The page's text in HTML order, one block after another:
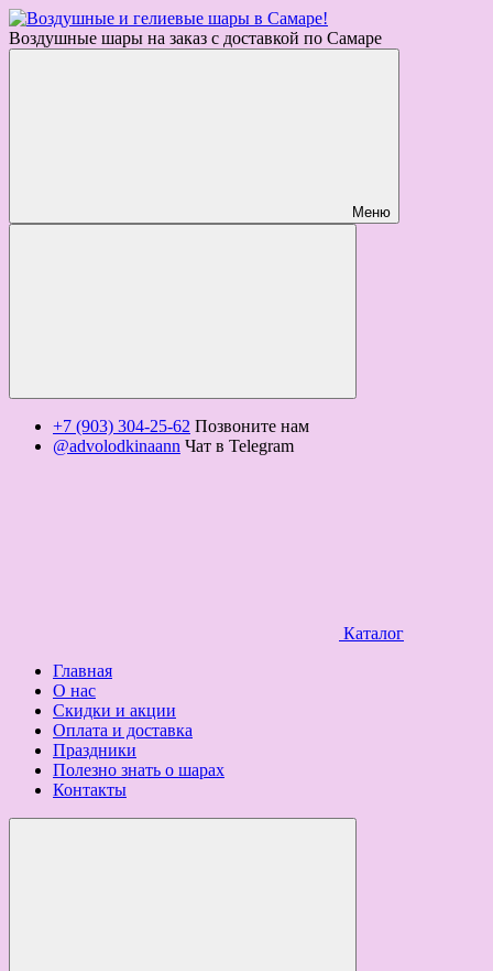
Воздушные шары на заказ с доставкой по Самаре
Меню
+7 (903) 304-25-62 Позвоните нам
@advolodkinaann Чат в Telegram
Каталог
Главная
О нас
Скидки и акции
Оплата и доставка
Праздники
Полезно знать о шарах
Контакты